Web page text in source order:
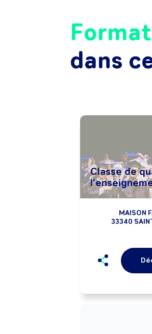
dans
Classe de
MAISON
33340